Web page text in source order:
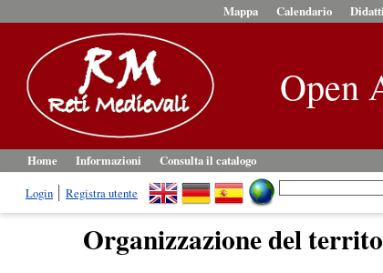
Mappa Calendario
Open
Home Informazioni
Consulta il catalogo
Login
Registra utente
Organizzazione del